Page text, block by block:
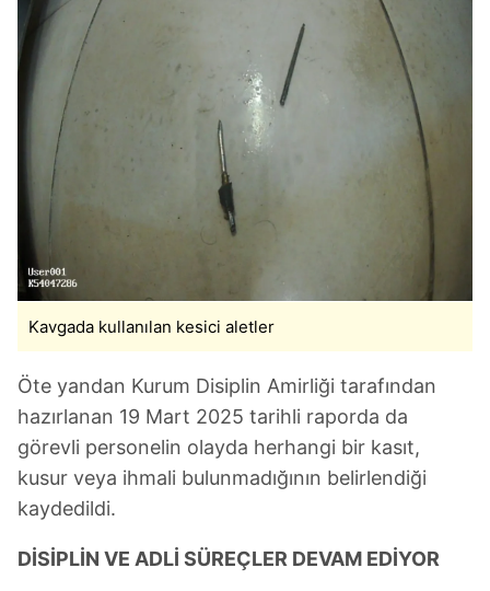
Kavgada kullanılan kesici aletler
Öte yandan Kurum Disiplin Amirliği tarafından
hazırlanan 19 Mart 2025 tarihli raporda da
görevli personelin olayda herhangi bir kasıt,
kusur veya ihmali bulunmadığının belirlendiği
kaydedildi.
DİSİPLİN VE ADLİ SÜREÇLER DEVAM EDİYOR